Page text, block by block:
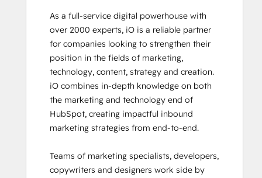
Migration
Certification
Data
Integrations
Certification
Digital Advertising
Digital Marketing
Email
Marketing
Email
Marketing
As a full-service digital powerhouse with
over 2000 experts, iO is a reliable partner
for companies looking to strengthen their
position in the fields of marketing,
technology, content, strategy and creation.
iO combines in-depth knowledge on both
the marketing and technology end of
HubSpot, creating impactful inbound
marketing strategies from end-to-end.
Teams of marketing specialists, developers,
copywriters and designers work side by